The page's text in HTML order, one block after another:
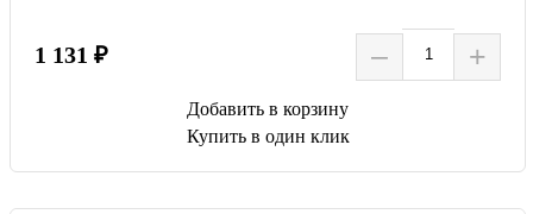
1 131 ₽ – +
Добавить в корзину
Купить в один клик